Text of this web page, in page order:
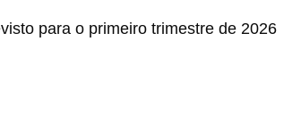
para o primeiro trimestre de 2026